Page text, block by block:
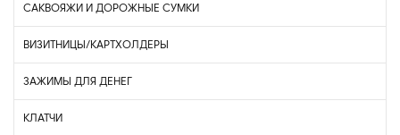
САКВОЯЖИ И ДОРОЖНЫЕ СУМКИ
ВИЗИТНИЦЫ/КАРТХОЛДЕРЫ
ЗАЖИМЫ ДЛЯ ДЕНЕГ
КЛАТЧИ